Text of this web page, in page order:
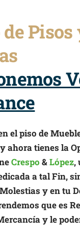
Pisos
el piso de
ahora tienes la
Crespo &López,
a tal Fin,
y en tu
que es
y le